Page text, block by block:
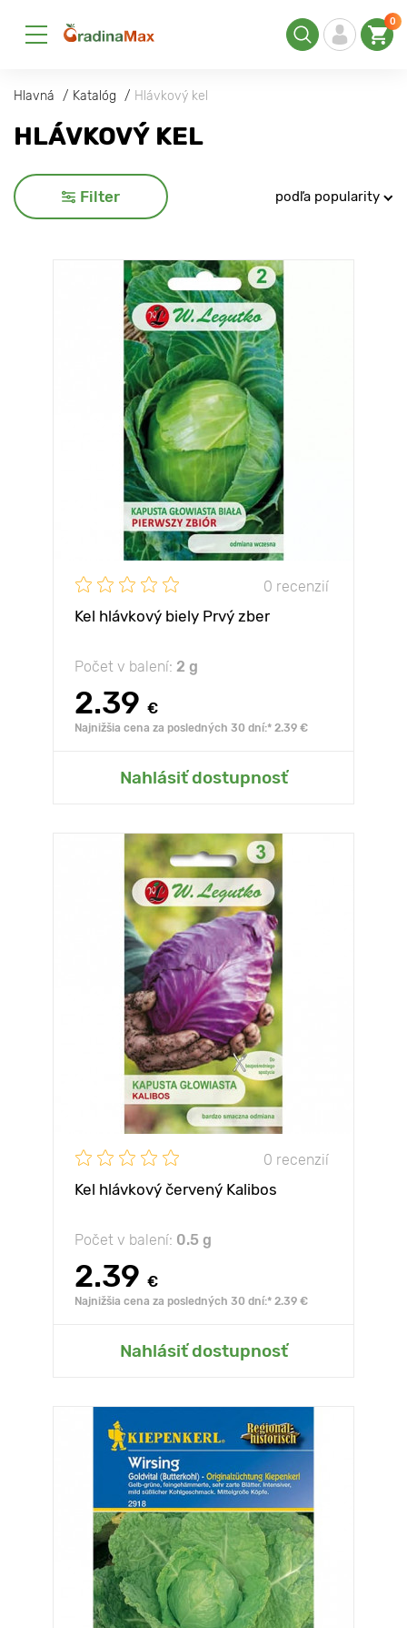
0
Hlavná Katalóg Hlávkový kel
HLÁVKOVÝ KEL
Filter podľa popularity
0 recenzií
Kel hlávkový biely Prvý zber
Počet v balení: 2 g
2.39 €
Najnižšia cena za posledných 30 dní:* 2.39 €
Nahlásiť dostupnosť
0 recenzií
Kel hlávkový červený Kalibos
Počet v balení: 0.5 g
2.39 €
Najnižšia cena za posledných 30 dní:* 2.39 €
Nahlásiť dostupnosť